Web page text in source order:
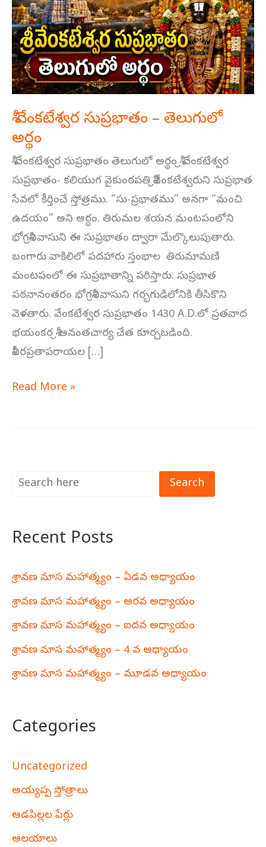
శ్రీ వేంకటేశ్వర సుప్రభాతం – తెలుగులో
అర్థం
శ్రీ వేంకటేశ్వర సుప్రభాతం తెలుగులో అర్థం శ్రీ వేంకటేశ్వర
సుప్రభాతం- కలియుగ వైకుంఠపతి శ్రీవేంకటేశ్వరుని సుప్రభాత
సేవలో కీర్తించే స్తోత్రము. “సు-ప్రభాతము” అనగా “మంచి
ఉదయం” అని అర్ధం. తిరుమల శయన మంటపంలోని
భోగశ్రీనివాసుని ఈ సుప్రభాతం ద్వారా మేల్కొలుపుతారు.
బంగారు వాకిలిలో పదహారు స్తంభాల తిరుమామణి
మంటపంలో ఈ సుప్రభాతాన్ని పఠిస్తారు. సుప్రభాత
పఠనానంతరం భోగశ్రీనివాసుని గర్భగుడిలోనికి తీసికొని
వెళతారు. వేంకటేశ్వర సుప్రభాతం 1430 A.D.లో ప్రతవాద
భయంకర శ్రీ అనంతచార్య చేత కూర్చబడింది.
శ్రీవీరప్రతాపరాయల […]
సుప్రభాతం
–
తెలుగులో
అర్థం
Read More »
Search
Recent Posts
శ్రావణ మాస మహాత్మ్యం – ఏడవ అధ్యాయం
శ్రావణ మాస మహాత్మ్యం – ఆరవ అధ్యాయం
శ్రావణ మాస మహాత్మ్యం – ఐదవ అధ్యాయం
శ్రావణ మాస మహాత్మ్యం – 4 వ అధ్యాయం
శ్రావణ మాస మహాత్మ్యం – మూడవ అధ్యాయం
Categories
Uncategorized
అయ్యప్ప స్తోత్రాలు
ఆడపిల్లల పేర్లు
ఆలయాలు